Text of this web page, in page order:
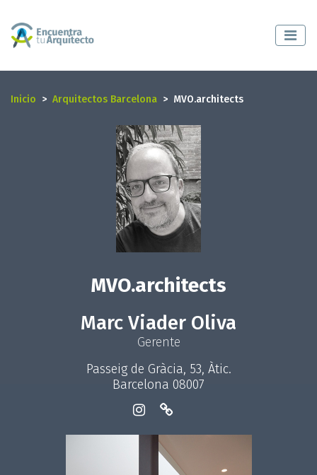
Inicio Arquitectos Barcelona MVO.architects
MVO.architects
Marc Viader Oliva
Gerente
Passeig de Gràcia, 53, Àtic.
Barcelona 08007